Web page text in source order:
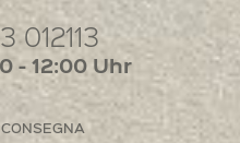
012113
- 12:00 Uhr
CONSEGNA